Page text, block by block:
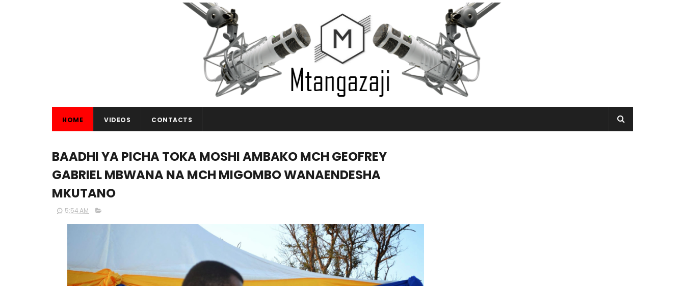
HOME VIDEOS CONTACTS
BAADHI YA PICHA TOKA MOSHI AMBAKO MCH GEOFREY
GABRIEL MBWANA NA MCH MIGOMBO WANAENDESHA
MKUTANO
5:54 AM